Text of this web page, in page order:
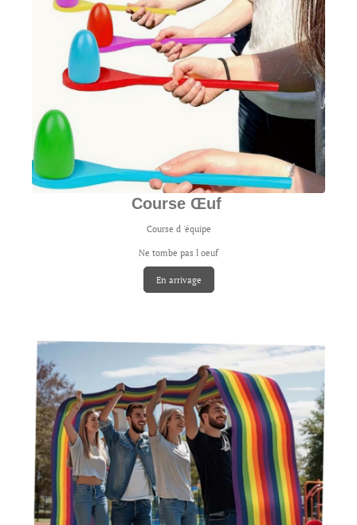
Course Œuf
Course d 'équipe
Ne tombe pas l oeuf
En arrivage